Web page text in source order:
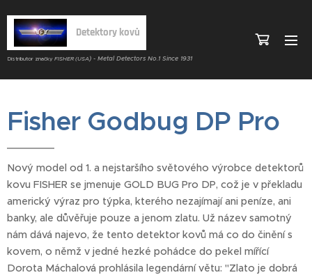
Detektory kovů
Distributor značky FISHER (USA) - Metal Detectors No.1 Since 1931
Fisher Godbug DP Pro
Nový model od 1. a nejstaršího světového výrobce detektorů
kovu FISHER se jmenuje GOLD BUG Pro DP, což je v překladu
americký výraz pro týpka, kterého nezajímají ani peníze, ani
banky, ale důvěřuje pouze a jenom zlatu. Už název samotný
nám dává najevo, že tento detektor kovů má co do činění s
kovem, o němž v jedné hezké pohádce do pekel mířící
Dorota Máchalová prohlásila legendární větu: "Zlato je dobrá